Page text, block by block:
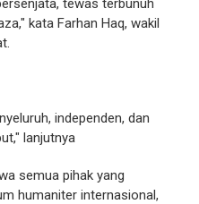
tewas terbunuh
kata Farhan Haq, wakil
independen, dan
lanjutnya
semua pihak yang
humaniter internasional,